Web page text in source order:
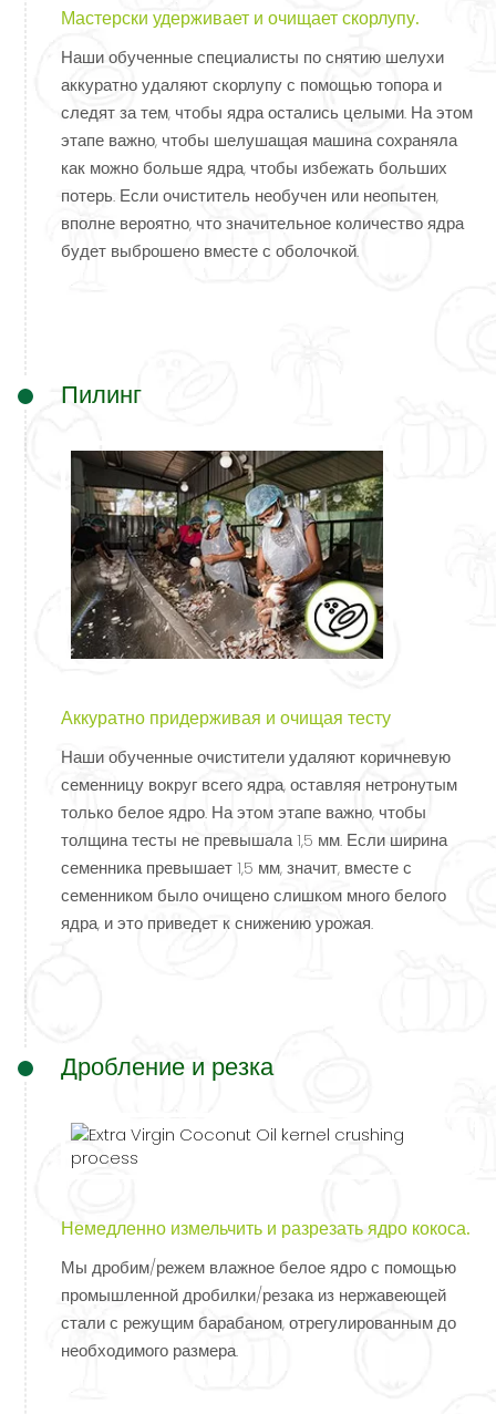
Мастерски удерживает и очищает скорлупу.
Наши обученные специалисты по снятию шелухи
аккуратно удаляют скорлупу с помощью топора и
следят за тем, чтобы ядра остались целыми. На этом
этапе важно, чтобы шелушащая машина сохраняла
как можно больше ядра, чтобы избежать больших
потерь. Если очиститель необучен или неопытен,
вполне вероятно, что значительное количество ядра
будет выброшено вместе с оболочкой.
Пилинг
Аккуратно придерживая и очищая тесту
Наши обученные очистители удаляют коричневую
семенницу вокруг всего ядра, оставляя нетронутым
только белое ядро. На этом этапе важно, чтобы
толщина тесты не превышала 1,5 мм. Если ширина
семенника превышает 1,5 мм, значит, вместе с
семенником было очищено слишком много белого
ядра, и это приведет к снижению урожая.
Дробление и резка
Немедленно измельчить и разрезать ядро ​​кокоса.
Мы дробим/режем влажное белое ядро ​​с помощью
промышленной дробилки/резака из нержавеющей
стали с режущим барабаном, отрегулированным до
необходимого размера.